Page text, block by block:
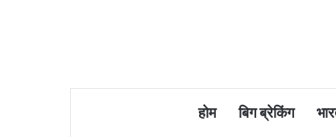
होम बिग ब्रेकिंग